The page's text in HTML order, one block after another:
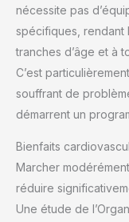
nécessite pas
spécifiques, rendant
tranches d’âge et à
C’est
souffrant de
démarrent un
Bienfaits
Marcher
réduire
Une étude de